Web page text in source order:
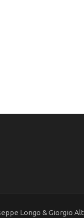
Longo & Giorgio Alt